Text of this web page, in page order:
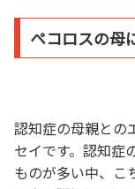
ペコロスの
認知症の母親との
セイです。認知症
ものが多い中、こ